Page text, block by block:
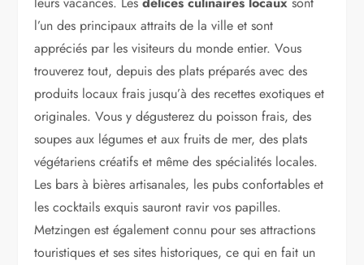
l’un des principaux attraits de la ville et sont
appréciés par les visiteurs du monde entier. Vous
trouverez tout, depuis des plats préparés avec des
produits locaux frais jusqu’à des recettes exotiques et
originales. Vous y dégusterez du poisson frais, des
soupes aux légumes et aux fruits de mer, des plats
végétariens créatifs et même des spécialités locales.
Les bars à bières artisanales, les pubs confortables et
les cocktails exquis sauront ravir vos papilles.
Metzingen est également connu pour ses attractions
touristiques et ses sites historiques, ce qui en fait un